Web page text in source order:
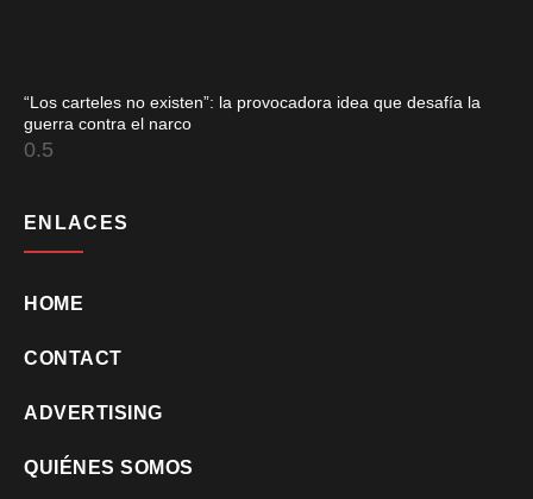
“Los carteles no existen”: la provocadora idea que desafía la
guerra contra el narco
ENLACES
HOME
CONTACT
ADVERTISING
QUIÉNES SOMOS